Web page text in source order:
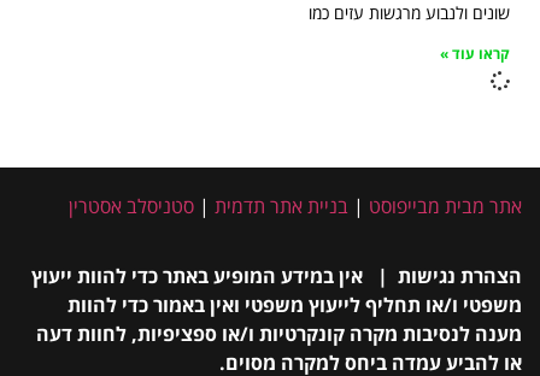
שונים ולנבוע מרגשות עזים כמו
קראו עוד »
אתר מבית מבייפוסט | בניית אתר תדמית | סטניסלב אסטרין
הצהרת נגישות | אין במידע המופיע באתר כדי להוות ייעוץ
משפטי ו/או תחליף לייעוץ משפטי ואין באמור כדי להוות
מענה לנסיבות מקרה קונקרטיות ו/או ספציפיות, לחוות דעה
או להביע עמדה ביחס למקרה מסוים.